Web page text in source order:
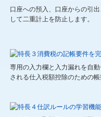
口座への預入、口座からの引
して二重計上を防止します。
専用の入力欄と入力漏れを自
される仕入税額控除のための